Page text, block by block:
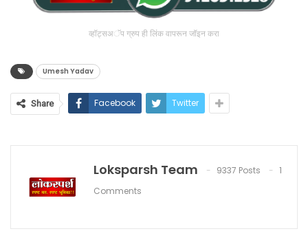
व्हॉट्सअॅप ग्रुप ही लिंक वापरून जॉइन करा
Umesh Yadav
Share Facebook Twitter
Loksparsh Team 9337 Posts
1
Comments